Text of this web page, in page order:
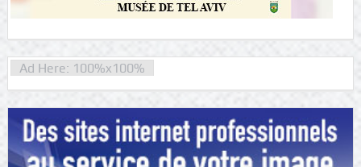
Ad Here: 100%x100%